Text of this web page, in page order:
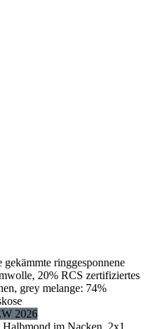
ringgesponnene
20% RCS zertifiziertes
grey melange: 74%
2026
im Nacken, 2x1